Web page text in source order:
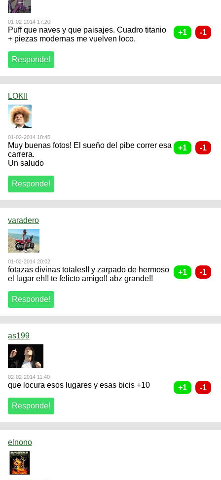
01-02-2014 17:20
Puff que naves y que paisajes. Cuadro titanio
+ piezas modernas me vuelven loco.
LOKII
01-02-2014 18:45
Muy buenas fotos! El sueño del pibe correr esa
carrera.
Un saludo
varadero
01-02-2014 20:02
fotazas divinas totales!! y zarpado de hermoso
el lugar eh!! te felicto amigo!! abz grande!!
as199
02-02-2014 11:40
que locura esos lugares y esas bicis +10
elnono